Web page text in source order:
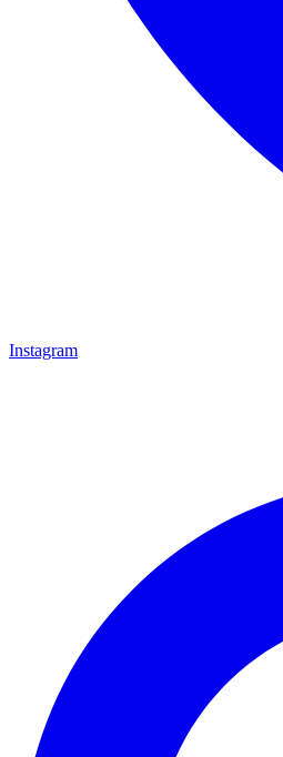
Instagram